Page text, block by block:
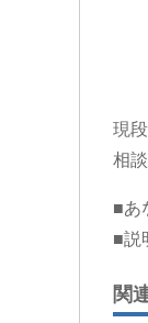
現
相
■あ
■説
関